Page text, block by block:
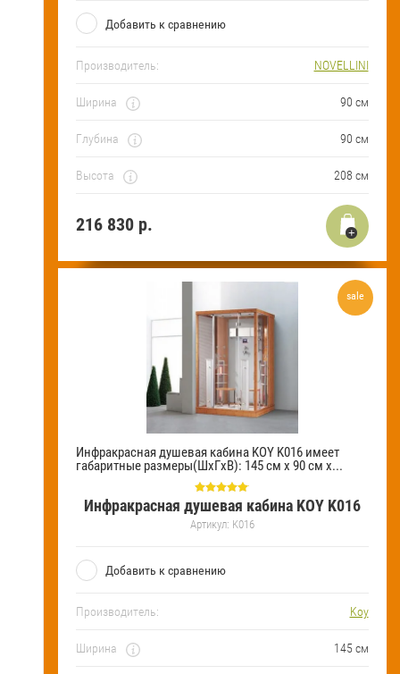
Добавить к сравнению
Производитель: NOVELLINI
Ширина 90 см
Глубина 90 см
Высота 208 см
216 830р.
Инфракрасная душевая кабина KOY K016 имеет
габаритные размеры(ШхГхВ): 145 см х 90 см х...
Инфракрасная душевая кабина KOY K016
Артикул: K016
Добавить к сравнению
Производитель: Koy
Ширина 145 см
sale